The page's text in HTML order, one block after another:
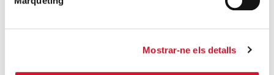
Mostrar-ne els detalls
Cáritas expresa su preocupación por la